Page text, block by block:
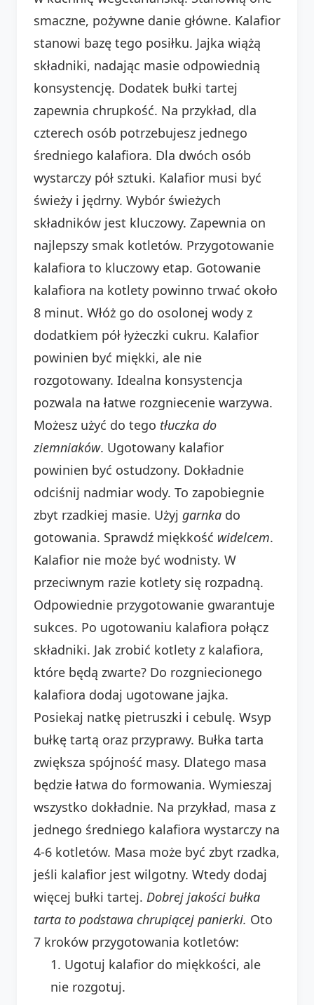
smaczne, pożywne danie główne. Kalafior
stanowi bazę tego posiłku. Jajka wiążą
składniki, nadając masie odpowiednią
konsystencję. Dodatek bułki tartej
zapewnia chrupkość. Na przykład, dla
czterech osób potrzebujesz jednego
średniego kalafiora. Dla dwóch osób
wystarczy pół sztuki. Kalafior musi być
świeży i jędrny. Wybór świeżych
składników jest kluczowy. Zapewnia on
najlepszy smak kotletów. Przygotowanie
kalafiora to kluczowy etap. Gotowanie
kalafiora na kotlety powinno trwać około
8 minut. Włóż go do osolonej wody z
dodatkiem pół łyżeczki cukru. Kalafior
powinien być miękki, ale nie
rozgotowany. Idealna konsystencja
pozwala na łatwe rozgniecenie warzywa.
Możesz użyć do tego tłuczka do
ziemniaków. Ugotowany kalafior
powinien być ostudzony. Dokładnie
odciśnij nadmiar wody. To zapobiegnie
zbyt rzadkiej masie. Użyj garnka do
gotowania. Sprawdź miękkość widelcem.
Kalafior nie może być wodnisty. W
przeciwnym razie kotlety się rozpadną.
Odpowiednie przygotowanie gwarantuje
sukces. Po ugotowaniu kalafiora połącz
składniki. Jak zrobić kotlety z kalafiora,
które będą zwarte? Do rozgniecionego
kalafiora dodaj ugotowane jajka.
Posiekaj natkę pietruszki i cebulę. Wsyp
bułkę tartą oraz przyprawy. Bułka tarta
zwiększa spójność masy. Dlatego masa
będzie łatwa do formowania. Wymieszaj
wszystko dokładnie. Na przykład, masa z
jednego średniego kalafiora wystarczy na
4-6 kotletów. Masa może być zbyt rzadka,
jeśli kalafior jest wilgotny. Wtedy dodaj
więcej bułki tartej. Dobrej jakości bułka
tarta to podstawa chrupiącej panierki. Oto
7 kroków przygotowania kotletów:
Ugotuj kalafior do miękkości, ale
nie rozgotuj.